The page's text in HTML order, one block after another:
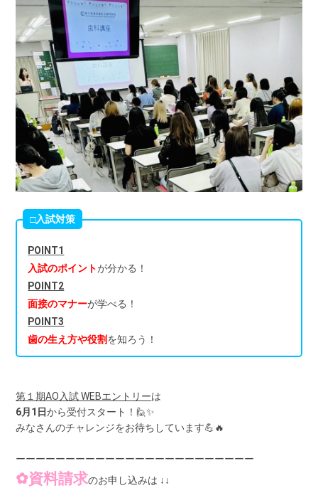
□入試対策
POINT1
入試のポイントが分かる！
POINT2
面接のマナーが学べる！
POINT3
歯の生え方や役割を知ろう！
第１期AO入試 WEBエントリーは
6月1日から受付スタート！🙋✨
みなさんのチャレンジをお待ちしています💪🔥
ーーーーーーーーーーーーーーーーーーーーーーーー
✿資料請求のお申し込みは ↓ ↓